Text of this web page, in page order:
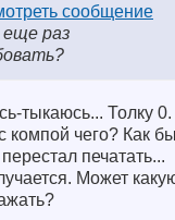
еще раз
тыкаюсь... Толку 0.
компой чего? Как
печатать...
Может